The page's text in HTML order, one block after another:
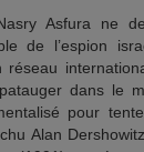
Asfura ne
de l’espion
réseau
dans le
pour
Alan